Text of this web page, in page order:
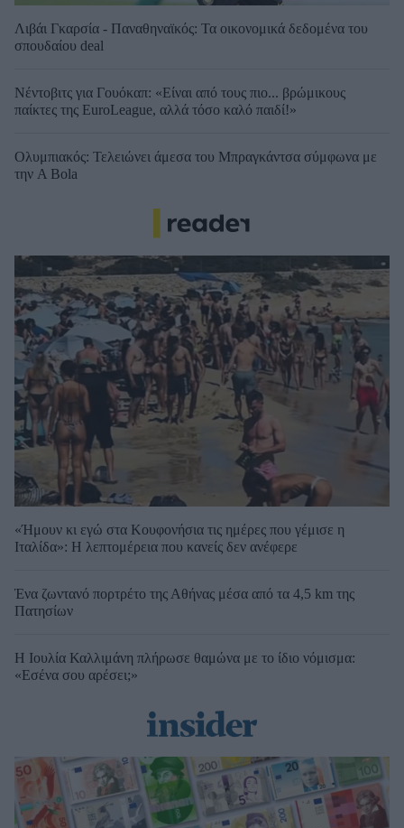
Λιβάι Γκαρσία - Παναθηναϊκός: Τα οικονομικά δεδομένα του
σπουδαίου deal
Νέντοβιτς για Γουόκαπ: «Είναι από τους πιο... βρώμικους
παίκτες της EuroLeague, αλλά τόσο καλό παιδί!»
Ολυμπιακός: Τελειώνει άμεσα του Μπραγκάντσα σύμφωνα με
την A Bola
«Ήμουν κι εγώ στα Κουφονήσια τις ημέρες που γέμισε η
Ιταλίδα»: Η λεπτομέρεια που κανείς δεν ανέφερε
Ένα ζωντανό πορτρέτο της Αθήνας μέσα από τα 4,5 km της
Πατησίων
Η Ιουλία Καλλιμάνη πλήρωσε θαμώνα με το ίδιο νόμισμα:
«Εσένα σου αρέσει;»